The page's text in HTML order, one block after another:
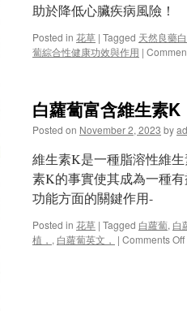
助於降低心臟疾病風險！
Posted in 花草 | Tagged 天然良藥
蔔綜合性健康功效與作用 |
白蘿蔔富含維生素K
Posted on November 2, 2023 by
維生素K是一種脂溶性維
素K的事實使其成為一種
功能方面的關鍵作用-
Posted in 花草 | Tagged 白蘿蔔, 白
植， , 白蘿蔔英文， | Comments Off